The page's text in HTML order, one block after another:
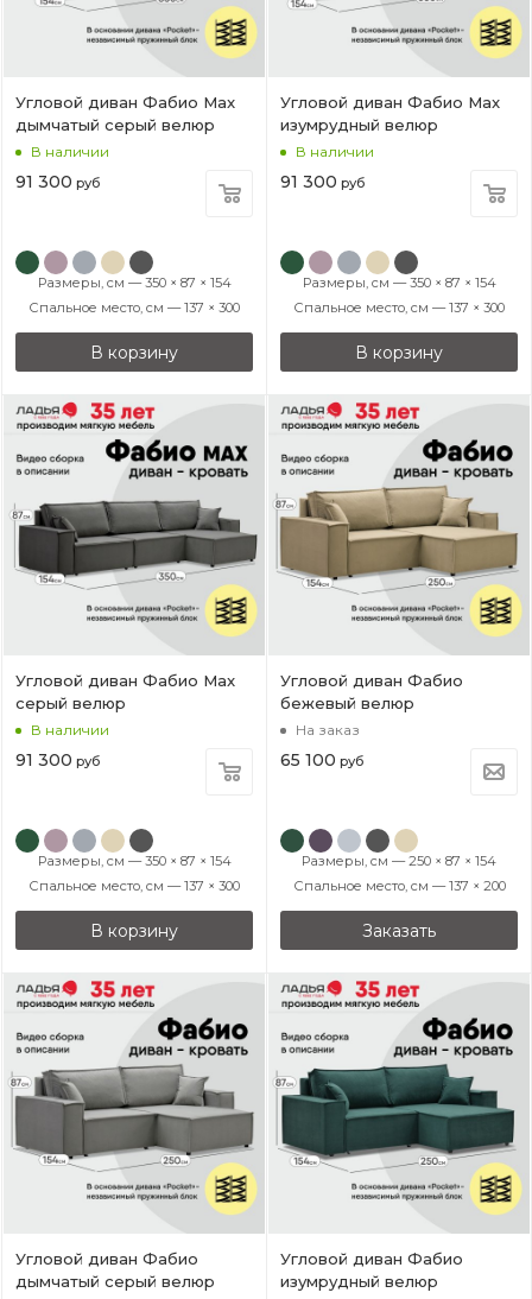
Угловой диван Фабио Max
дымчатый серый велюр
В наличии
91 300 руб
Размеры, см — 350 × 87 × 154
Спальное место, см — 137 × 300
В корзину
Угловой диван Фабио Max
изумрудный велюр
В наличии
91 300 руб
Размеры, см — 350 × 87 × 154
Спальное место, см — 137 × 300
В корзину
Угловой диван Фабио Max
серый велюр
В наличии
91 300 руб
Размеры, см — 350 × 87 × 154
Спальное место, см — 137 × 300
В корзину
Угловой диван Фабио
бежевый велюр
На заказ
65 100 руб
Размеры, см — 250 × 87 × 154
Спальное место, см — 137 × 200
Заказать
Угловой диван Фабио
дымчатый серый велюр
Угловой диван Фабио
изумрудный велюр